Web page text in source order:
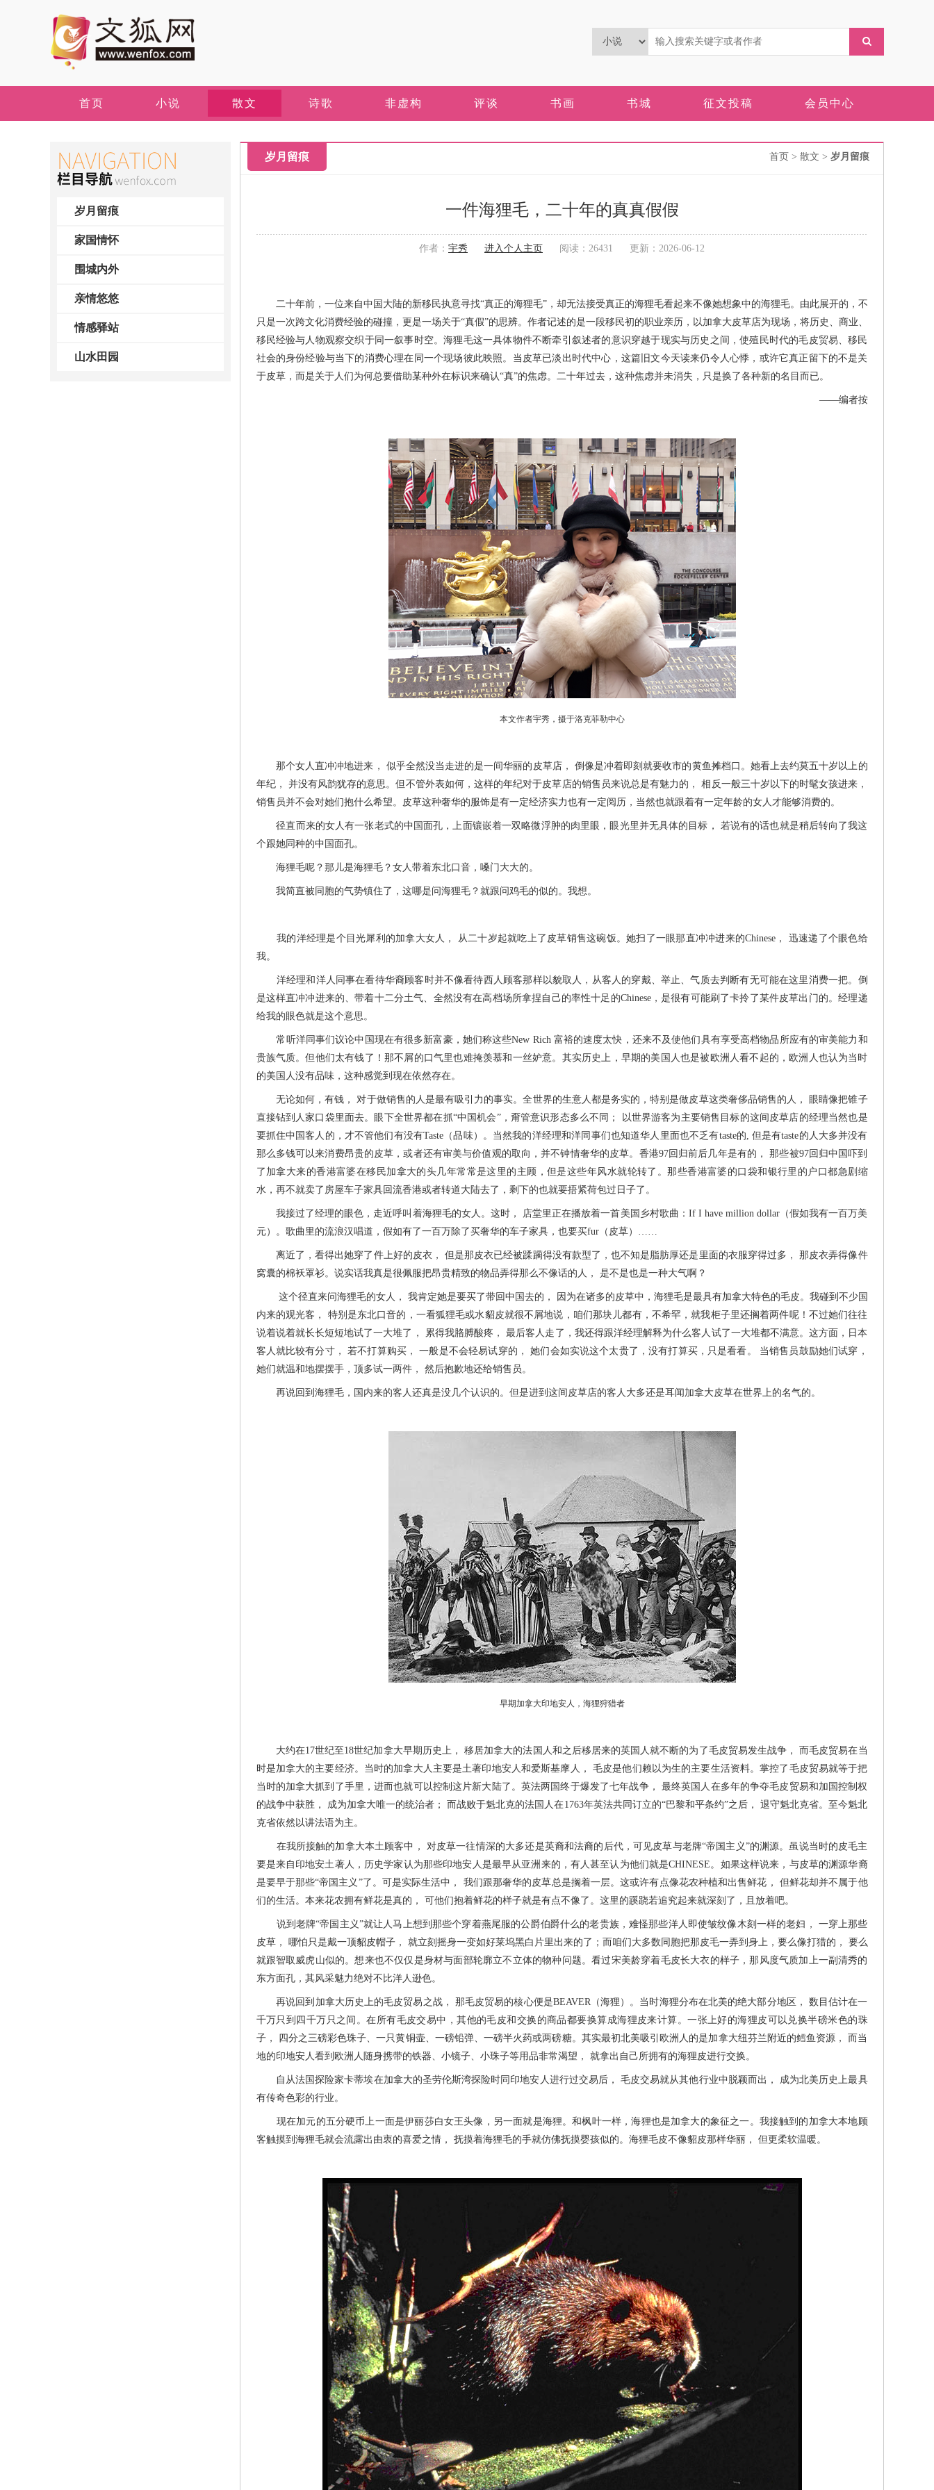
首页 小说 散文 诗歌 非虚构 评谈 书画 书城 征文投稿 会员中心
岁月留痕
家国情怀
围城内外
亲情悠悠
情感驿站
山水田园
岁月留痕 首页 > 散文 > 岁月留痕
一件海狸毛，二十年的真真假假
作者： 宇秀 进入个人主页 阅读：26431 更新：2026-06-12
二十年前，一位来自中国大陆的新移民执意寻找“真正的海狸毛”，却无法接受真正的海狸毛看起来不像她想象中的海狸毛。由此展开的，不
只是一次跨文化消费经验的碰撞，更是一场关于“真假”的思辨。作者记述的是一段移民初的职业亲历，以加拿大皮草店为现场，将历史、商业、
移民经验与人物观察交织于同一叙事时空。海狸毛这一具体物件不断牵引叙述者的意识穿越于现实与历史之间，使殖民时代的毛皮贸易、移民
社会的身份经验与当下的消费心理在同一个现场彼此映照。当皮草已淡出时代中心，这篇旧文今天读来仍令人心悸，或许它真正留下的不是关
于皮草，而是关于人们为何总要借助某种外在标识来确认“真”的焦虑。二十年过去，这种焦虑并未消失，只是换了各种新的名目而已。
——编者按
本文作者宇秀，摄于洛克菲勒中心
那个女人直冲冲地进来， 似乎全然没当走进的是一间华丽的皮草店， 倒像是冲着即刻就要收市的黄鱼摊档口。她看上去约莫五十岁以上的
年纪， 并没有风韵犹存的意思。但不管外表如何，这样的年纪对于皮草店的销售员来说总是有魅力的， 相反一般三十岁以下的时髦女孩进来，
销售员并不会对她们抱什么希望。皮草这种奢华的服饰是有一定经济实力也有一定阅历，当然也就跟着有一定年龄的女人才能够消费的。
径直而来的女人有一张老式的中国面孔，上面镶嵌着一双略微浮肿的肉里眼，眼光里并无具体的目标， 若说有的话也就是稍后转向了我这
个跟她同种的中国面孔。
海狸毛呢？那儿是海狸毛？女人带着东北口音，嗓门大大的。
我简直被同胞的气势镇住了，这哪是问海狸毛？就跟问鸡毛的似的。我想。
我的洋经理是个目光犀利的加拿大女人， 从二十岁起就吃上了皮草销售这碗饭。她扫了一眼那直冲冲进来的Chinese， 迅速递了个眼色给
我。
洋经理和洋人同事在看待华裔顾客时并不像看待西人顾客那样以貌取人，从客人的穿戴、举止、气质去判断有无可能在这里消费一把。倒
是这样直冲冲进来的、带着十二分土气、全然没有在高档场所拿捏自己的率性十足的Chinese，是很有可能刷了卡拎了某件皮草出门的。经理递
给我的眼色就是这个意思。
常听洋同事们议论中国现在有很多新富豪，她们称这些New Rich 富裕的速度太快，还来不及使他们具有享受高档物品所应有的审美能力和
贵族气质。但他们太有钱了！那不屑的口气里也难掩羡慕和一丝妒意。其实历史上，早期的美国人也是被欧洲人看不起的，欧洲人也认为当时
的美国人没有品味，这种感觉到现在依然存在。
无论如何，有钱， 对于做销售的人是最有吸引力的事实。全世界的生意人都是务实的，特别是做皮草这类奢侈品销售的人， 眼睛像把锥子
直接钻到人家口袋里面去。眼下全世界都在抓“中国机会”，甭管意识形态多么不同； 以世界游客为主要销售目标的这间皮草店的经理当然也是
要抓住中国客人的，才不管他们有没有Taste（品味）。当然我的洋经理和洋同事们也知道华人里面也不乏有taste的, 但是有taste的人大多并没有
那么多钱可以来消费昂贵的皮草，或者还有审美与价值观的取向，并不钟情奢华的皮草。香港97回归前后几年是有的， 那些被97回归中国吓到
了加拿大来的香港富婆在移民加拿大的头几年常常是这里的主顾，但是这些年风水就轮转了。那些香港富婆的口袋和银行里的户口都急剧缩
水，再不就卖了房屋车子家具回流香港或者转道大陆去了，剩下的也就要捂紧荷包过日子了。
我接过了经理的眼色，走近呼叫着海狸毛的女人。这时， 店堂里正在播放着一首美国乡村歌曲：If I have million dollar（假如我有一百万美
元）。歌曲里的流浪汉唱道，假如有了一百万除了买奢华的车子家具，也要买fur（皮草）……
离近了，看得出她穿了件上好的皮衣， 但是那皮衣已经被蹂躏得没有款型了，也不知是脂肪厚还是里面的衣服穿得过多， 那皮衣弄得像件
窝囊的棉袄罩衫。说实话我真是很佩服把昂贵精致的物品弄得那么不像话的人， 是不是也是一种大气啊？
这个径直来问海狸毛的女人， 我肯定她是要买了带回中国去的， 因为在诸多的皮草中，海狸毛是最具有加拿大特色的毛皮。我碰到不少国
内来的观光客， 特别是东北口音的，一看狐狸毛或水貂皮就很不屑地说，咱们那块儿都有，不希罕，就我柜子里还搁着两件呢！不过她们往往
说着说着就长长短短地试了一大堆了， 累得我胳膊酸疼， 最后客人走了，我还得跟洋经理解释为什么客人试了一大堆都不满意。这方面，日本
客人就比较有分寸， 若不打算购买， 一般是不会轻易试穿的， 她们会如实说这个太贵了，没有打算买，只是看看。 当销售员鼓励她们试穿，
她们就温和地摆摆手，顶多试一两件， 然后抱歉地还给销售员。
再说回到海狸毛，国内来的客人还真是没几个认识的。但是进到这间皮草店的客人大多还是耳闻加拿大皮草在世界上的名气的。
早期加拿大印地安人，海狸狩猎者
大约在17世纪至18世纪加拿大早期历史上， 移居加拿大的法国人和之后移居来的英国人就不断的为了毛皮贸易发生战争， 而毛皮贸易在当
时是加拿大的主要经济。当时的加拿大人主要是土著印地安人和爱斯基摩人， 毛皮是他们赖以为生的主要生活资料。掌控了毛皮贸易就等于把
当时的加拿大抓到了手里，进而也就可以控制这片新大陆了。英法两国终于爆发了七年战争， 最终英国人在多年的争夺毛皮贸易和加国控制权
的战争中获胜， 成为加拿大唯一的统治者； 而战败于魁北克的法国人在1763年英法共同订立的“巴黎和平条约”之后， 退守魁北克省。至今魁北
克省依然以讲法语为主。
在我所接触的加拿大本土顾客中， 对皮草一往情深的大多还是英裔和法裔的后代，可见皮草与老牌“帝国主义”的渊源。虽说当时的皮毛主
要是来自印地安土著人，历史学家认为那些印地安人是最早从亚洲来的，有人甚至认为他们就是CHINESE。如果这样说来，与皮草的渊源华裔
是要早于那些“帝国主义”了。可是实际生活中， 我们跟那奢华的皮草总是搁着一层。这或许有点像花农种植和出售鲜花， 但鲜花却并不属于他
们的生活。本来花农拥有鲜花是真的， 可他们抱着鲜花的样子就是有点不像了。这里的蹊跷若追究起来就深刻了，且放着吧。
说到老牌“帝国主义”就让人马上想到那些个穿着燕尾服的公爵伯爵什么的老贵族，难怪那些洋人即使皱纹像木刻一样的老妇， 一穿上那些
皮草， 哪怕只是戴一顶貂皮帽子， 就立刻摇身一变如好莱坞黑白片里出来的了；而咱们大多数同胞把那皮毛一弄到身上，要么像打猎的， 要么
就跟智取威虎山似的。想来也不仅仅是身材与面部轮廓立不立体的物种问题。看过宋美龄穿着毛皮长大衣的样子，那风度气质加上一副清秀的
东方面孔，其风采魅力绝对不比洋人逊色。
再说回到加拿大历史上的毛皮贸易之战， 那毛皮贸易的核心便是BEAVER（海狸）。当时海狸分布在北美的绝大部分地区， 数目估计在一
千万只到四千万只之间。在所有毛皮交易中，其他的毛皮和交换的商品都要换算成海狸皮来计算。一张上好的海狸皮可以兑换半磅米色的珠
子， 四分之三磅彩色珠子、一只黄铜壶、一磅铅弹、一磅半火药或两磅糖。其实最初北美吸引欧洲人的是加拿大纽芬兰附近的鳕鱼资源， 而当
地的印地安人看到欧洲人随身携带的铁器、小镜子、小珠子等用品非常渴望， 就拿出自己所拥有的海狸皮进行交换。
自从法国探险家卡蒂埃在加拿大的圣劳伦斯湾探险时同印地安人进行过交易后， 毛皮交易就从其他行业中脱颖而出， 成为北美历史上最具
有传奇色彩的行业。
现在加元的五分硬币上一面是伊丽莎白女王头像，另一面就是海狸。和枫叶一样，海狸也是加拿大的象征之一。我接触到的加拿大本地顾
客触摸到海狸毛就会流露出由衷的喜爱之情， 抚摸着海狸毛的手就仿佛抚摸婴孩似的。海狸毛皮不像貂皮那样华丽， 但更柔软温暖。